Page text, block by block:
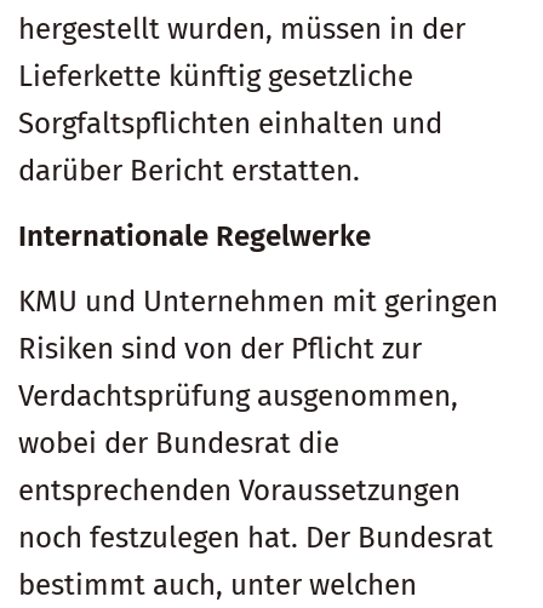
hergestellt wurden, müssen in der
Lieferkette künftig gesetzliche
Sorgfaltspflichten einhalten und
darüber Bericht erstatten.
Internationale Regelwerke
KMU und Unternehmen mit geringen
Risiken sind von der Pflicht zur
Verdachtsprüfung ausgenommen,
wobei der Bundesrat die
entsprechenden Voraussetzungen
noch festzulegen hat. Der Bundesrat
bestimmt auch, unter welchen